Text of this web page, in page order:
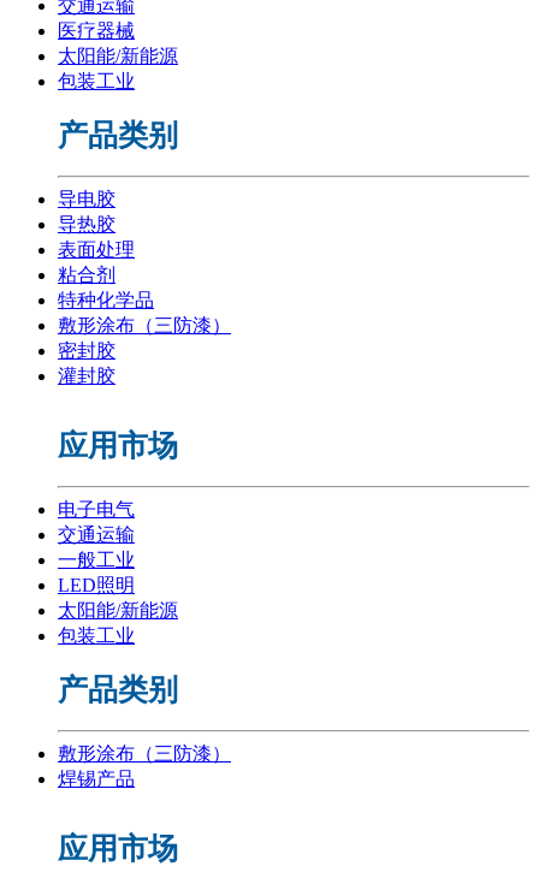
交通运输
医疗器械
太阳能/新能源
包装工业
产品类别
导电胶
导热胶
表面处理
粘合剂
特种化学品
敷形涂布（三防漆）
密封胶
灌封胶
应用市场
电子电气
交通运输
一般工业
LED照明
太阳能/新能源
包装工业
产品类别
敷形涂布（三防漆）
焊锡产品
应用市场